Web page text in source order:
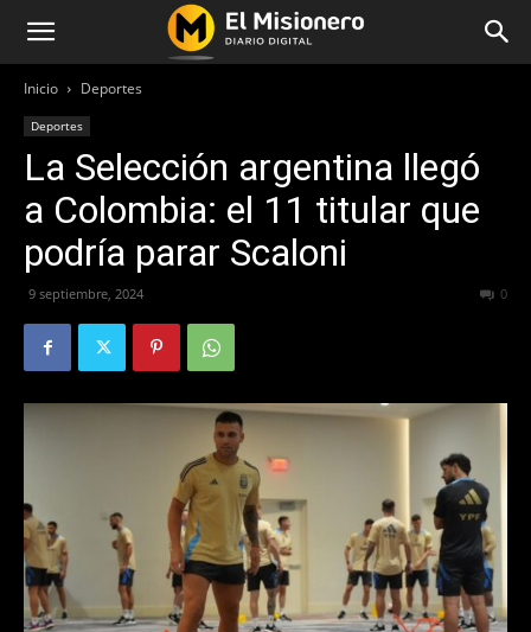
Inicio Deportes
Deportes
La Selección argentina llegó
a Colombia: el 11 titular que
podría parar Scaloni
9 septiembre, 2024 0